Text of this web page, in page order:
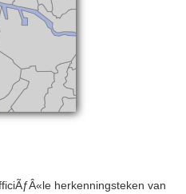
herkenningsteken van